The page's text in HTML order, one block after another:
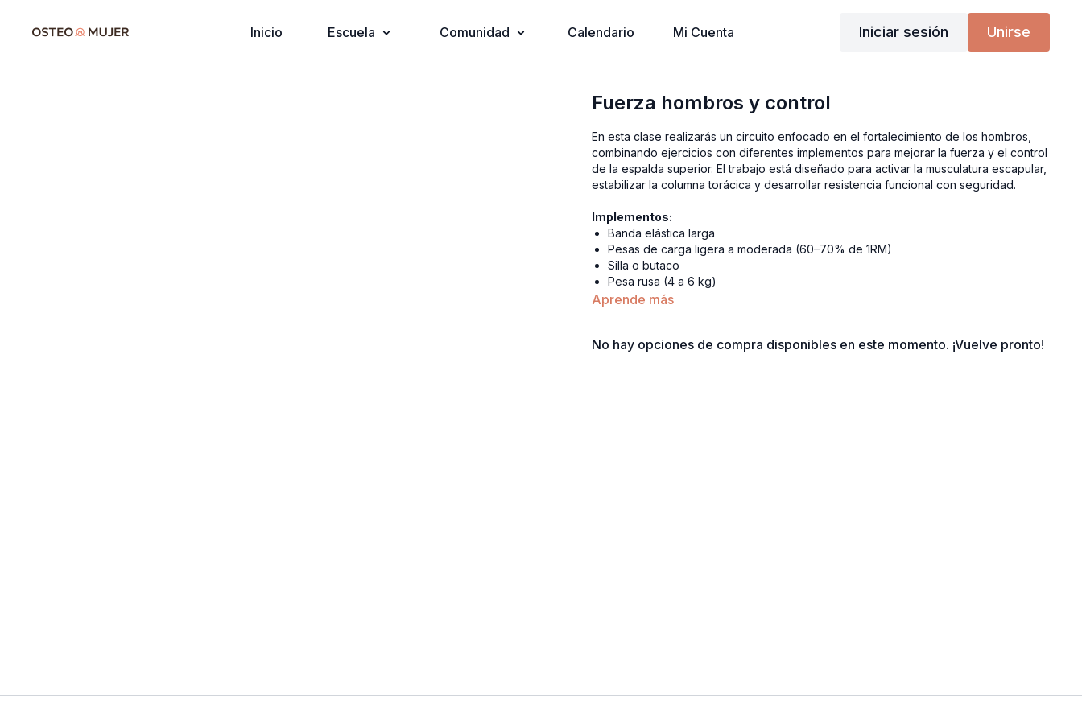
Inicio Escuela Comunidad Calendario Mi Cuenta Iniciar sesión Unirse
Fuerza hombros y control
En esta clase realizarás un circuito enfocado en el fortalecimiento de los hombros,
combinando ejercicios con diferentes implementos para mejorar la fuerza y el control
de la espalda superior. El trabajo está diseñado para activar la musculatura escapular,
estabilizar la columna torácica y desarrollar resistencia funcional con seguridad.
Implementos:
Banda elástica larga
Pesas de carga ligera a moderada (60–70% de 1RM)
Silla o butaco
Pesa rusa (4 a 6 kg)
Aprende más
No hay opciones de compra disponibles en este momento. ¡Vuelve pronto!